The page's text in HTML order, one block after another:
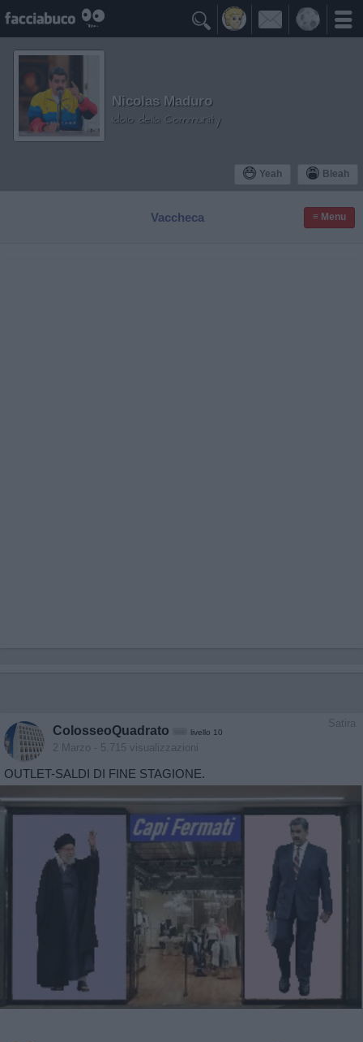

Yeah Bleah
Nicolas Maduro
Idolo della Community
Vaccheca ≡ Menu
Satira
ColosseoQuadrato livello 10
2 Marzo - 5.715 visualizzazioni
OUTLET-SALDI DI FINE STAGIONE.